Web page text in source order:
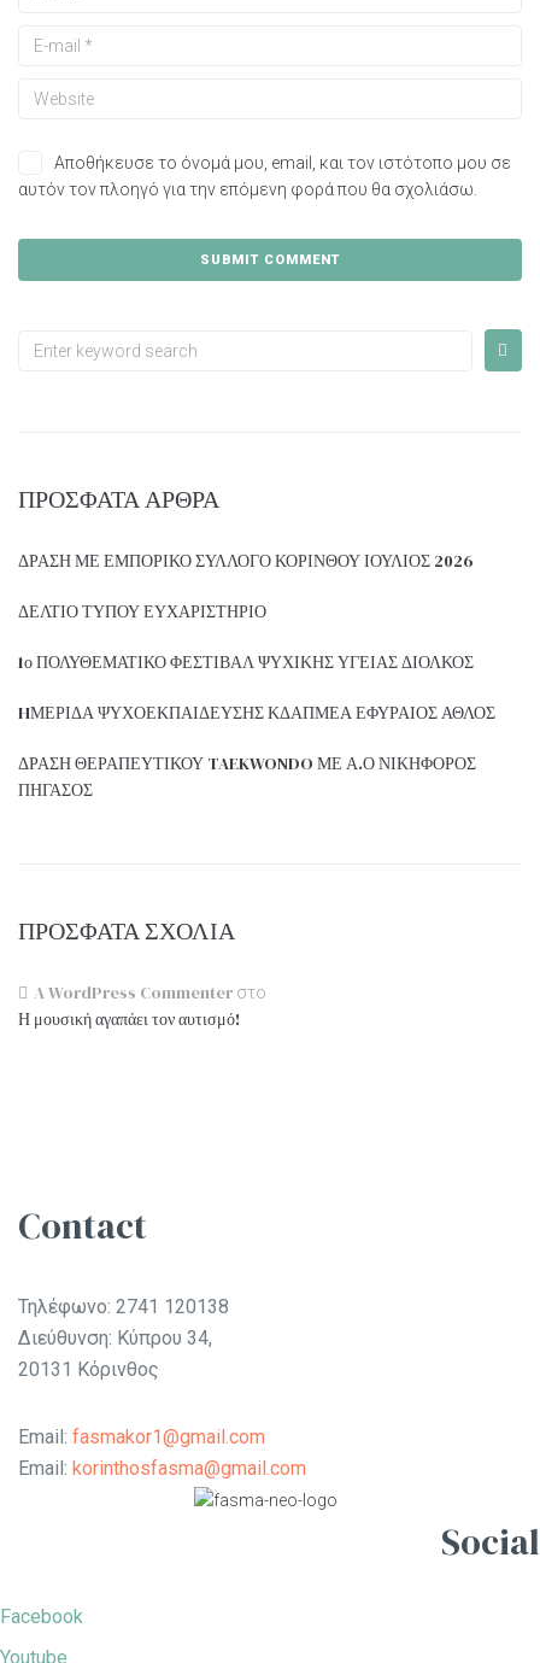
Αποθήκευσε το όνομά μου, email, και τον ιστότοπο μου σε
αυτόν τον πλοηγό για την επόμενη φορά που θα σχολιάσω.
ΠΡΌΣΦΑΤΑ ΆΡΘΡΑ
ΔΡΑΣΗ ΜΕ ΕΜΠΟΡΙΚΟ ΣΥΛΛΟΓΟ ΚΟΡΙΝΘΟΥ ΙΟΥΛΙΟΣ 2026
ΔΕΛΤΙΟ ΤΥΠΟΥ ΕΥΧΑΡΙΣΤΗΡΙΟ
1ο ΠΟΛΥΘΕΜΑΤΙΚΟ ΦΕΣΤΙΒΑΛ ΨΥΧΙΚΗΣ ΥΓΕΙΑΣ ΔΙΟΛΚΟΣ
HΜΕΡΙΔΑ ΨΥΧΟΕΚΠΑΙΔΕΥΣΗΣ ΚΔΑΠΜΕΑ ΕΦΥΡΑΙΟΣ ΑΘΛΟΣ
ΔΡΑΣΗ ΘΕΡΑΠΕΥΤΙΚΟΥ TAEKWONDO ΜΕ Α.Ο ΝΙΚΗΦΟΡΟΣ
ΠΗΓΑΣΟΣ
ΠΡΌΣΦΑΤΑ ΣΧΌΛΙΑ
A WordPress Commenter στο
Η μουσική αγαπάει τον αυτισμό!
Contact
Τηλέφωνο: 2741 120138
Διεύθυνση: Κύπρου 34,
20131 Κόρινθος
Email: fasmakor1@gmail.com
Email: korinthosfasma@gmail.com
Social
Facebook
Youtube